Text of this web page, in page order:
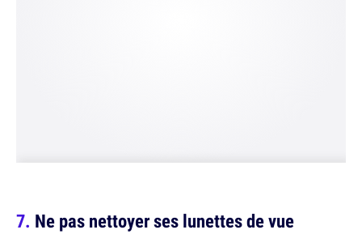
Ne pas nettoyer ses lunettes de vue